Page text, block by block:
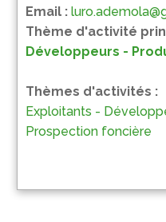
Email :
Thème d'activité
Développeurs -
Thèmes d'activités :
Exploitants -
Prospection foncière